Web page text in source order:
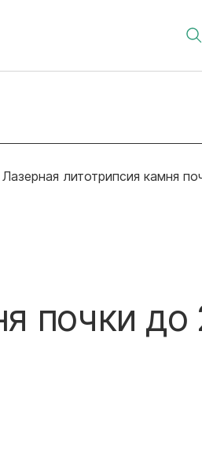
Лазерная литотрипсия камня
почки до